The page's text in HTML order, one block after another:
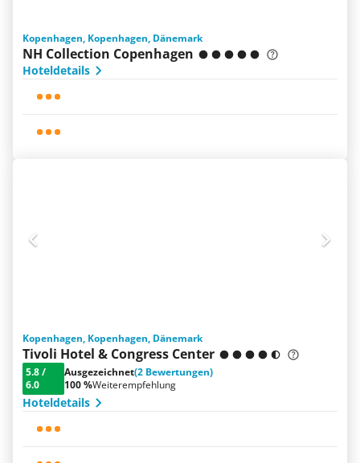
Kopenhagen, Kopenhagen, Dänemark
NH Collection Copenhagen
Hoteldetails
Kopenhagen, Kopenhagen, Dänemark
Tivoli Hotel & Congress Center
5.8/
6.0
Ausgezeichnet(2 Bewertungen)
100 %Weiterempfehlung
Hoteldetails